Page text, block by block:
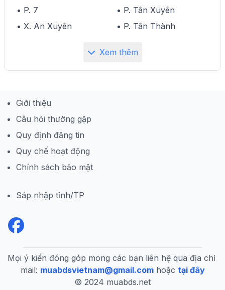
• P. 7
• P. Tân Xuyên
• X. An Xuyên
• P. Tân Thành
Xem thêm
Giới thiệu
Câu hỏi thường gặp
Quy định đăng tin
Quy chế hoạt động
Chính sách bảo mật
Sáp nhập tỉnh/TP
Mọi ý kiến đóng góp mong các bạn liên hệ qua địa chỉ
mail: muabdsvietnam@gmail.com hoặc tại đây
© 2024 muabds.net